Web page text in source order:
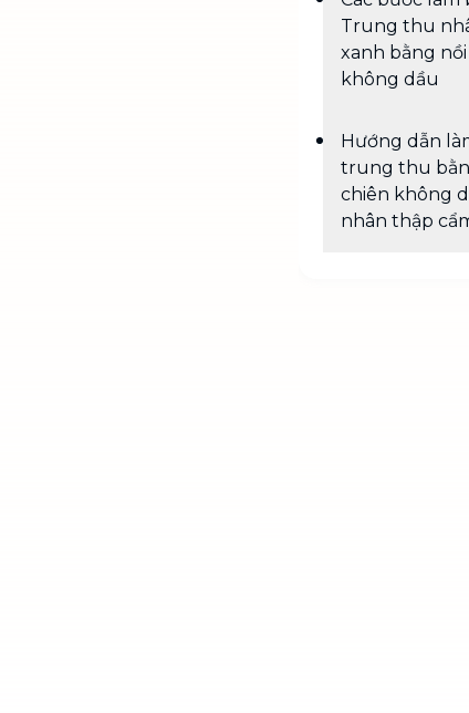
Trung thu
xanh bằng
không dầu
Hướng dẫn
trung thu
chiên không
nhân thập